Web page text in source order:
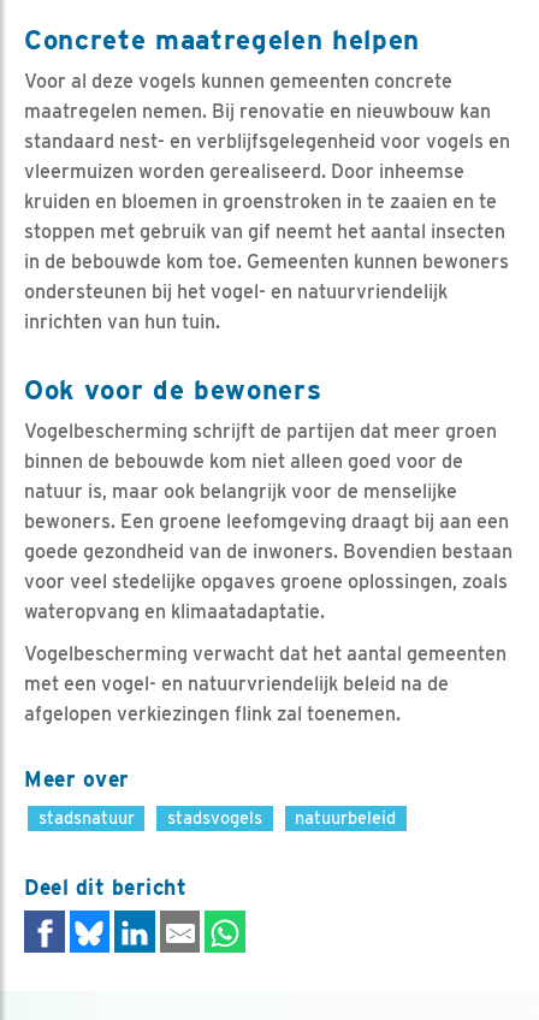
Concrete maatregelen helpen
Voor al deze vogels kunnen gemeenten concrete
maatregelen nemen. Bij renovatie en nieuwbouw kan
standaard nest- en verblijfsgelegenheid voor vogels en
vleermuizen worden gerealiseerd. Door inheemse
kruiden en bloemen in groenstroken in te zaaien en te
stoppen met gebruik van gif neemt het aantal insecten
in de bebouwde kom toe. Gemeenten kunnen bewoners
ondersteunen bij het vogel- en natuurvriendelijk
inrichten van hun tuin.
Ook voor de bewoners
Vogelbescherming schrijft de partijen dat meer groen
binnen de bebouwde kom niet alleen goed voor de
natuur is, maar ook belangrijk voor de menselijke
bewoners. Een groene leefomgeving draagt bij aan een
goede gezondheid van de inwoners. Bovendien bestaan
voor veel stedelijke opgaves groene oplossingen, zoals
wateropvang en klimaatadaptatie.
Vogelbescherming verwacht dat het aantal gemeenten
met een vogel- en natuurvriendelijk beleid na de
afgelopen verkiezingen flink zal toenemen.
Meer over
stadsnatuur stadsvogels natuurbeleid
Deel dit bericht